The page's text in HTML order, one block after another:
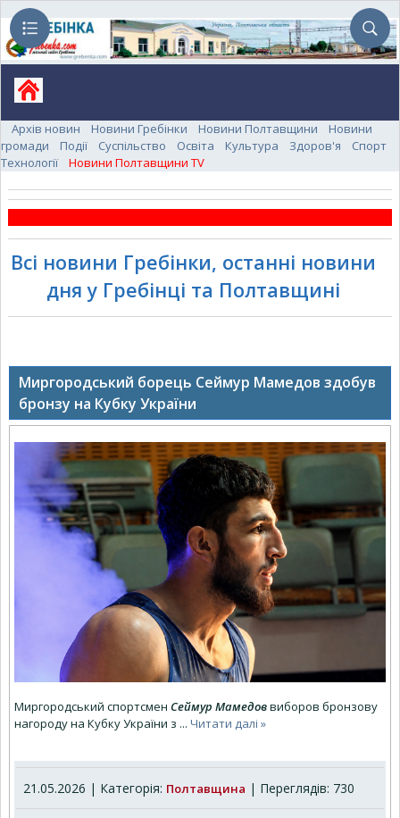
Архів новин Новини Гребінки Новини Полтавщини
Новини
громади
Події Суспільство Освіта Культура Здоров'я
Спорт
Технології
Новини Полтавщини TV
Всі новини Гребінки, останні новини
дня у Гребінці та Полтавщині
Миргородський борець Сеймур Мамедов здобув
бронзу на Кубку України
Миргородський спортсмен Сеймур Мамедоввиборов бронзову
нагороду на Кубку України з ... Читати далі »
21.05.2026 | Категорія: Полтавщина | Переглядів: 730